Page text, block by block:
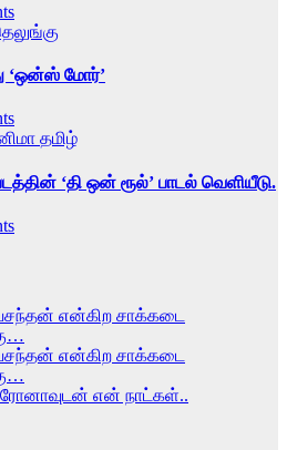
‘ஒன்ஸ் மோர்’
தமிழ்
‘தி ஒன் ரூல்’ பாடல் வெளியீடு.
என்கிற சாக்கடை
என்கிற சாக்கடை
என் நாட்கள்..